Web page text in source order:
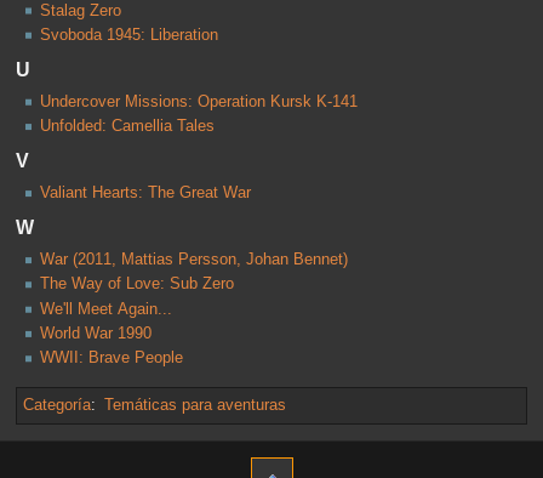
Stalag Zero
Svoboda 1945: Liberation
U
Undercover Missions: Operation Kursk K-141
Unfolded: Camellia Tales
V
Valiant Hearts: The Great War
W
War (2011, Mattias Persson, Johan Bennet)
The Way of Love: Sub Zero
We'll Meet Again...
World War 1990
WWII: Brave People
Categoría: Temáticas para aventuras